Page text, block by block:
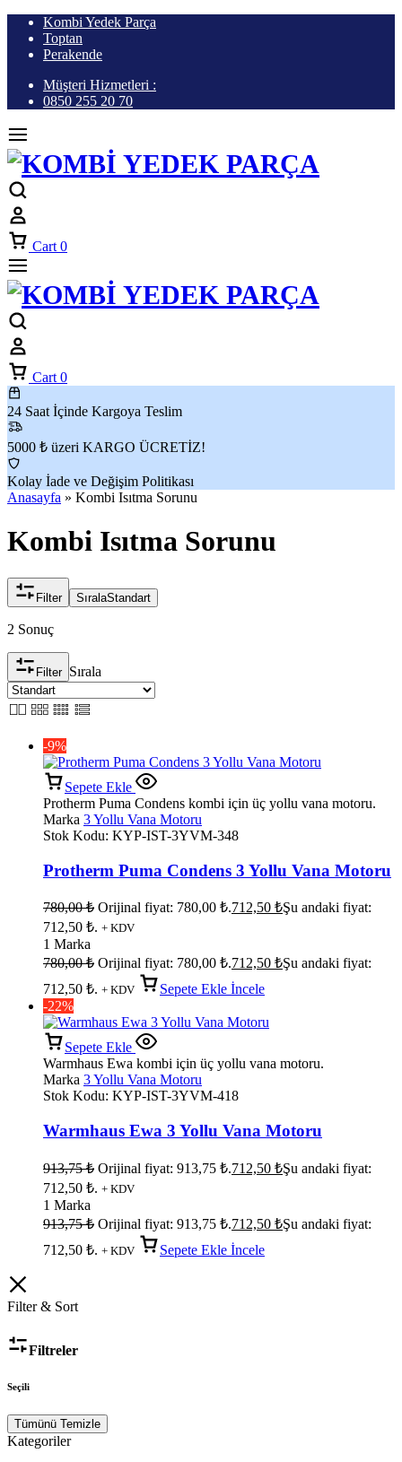
Kombi Yedek Parça
Toptan
Perakende
Müşteri Hizmetleri :
0850 255 20 70
Cart 0
Cart 0
24 Saat İçinde Kargoya Teslim
5000 ₺ üzeri KARGO ÜCRETİZ!
Kolay İade ve Değişim Politikası
Anasayfa » Kombi Isıtma Sorunu
Kombi Isıtma Sorunu
Filter SıralaStandart
2 Sonuç
Filter Sırala
-9%
Sepete Ekle
Protherm Puma Condens kombi için üç yollu vana motoru.
Marka 3 Yollu Vana Motoru
Stok Kodu: KYP-IST-3YVM-348
Protherm Puma Condens 3 Yollu Vana Motoru
780,00₺ Orijinal fiyat: 780,00 ₺.712,50 ₺Şu andaki fiyat:
712,50 ₺. + KDV
1 Marka
780,00₺ Orijinal fiyat: 780,00 ₺.712,50 ₺Şu andaki fiyat:
712,50 ₺. + KDV Sepete Ekle İncele
-22%
Sepete Ekle
Warmhaus Ewa kombi için üç yollu vana motoru.
Marka 3 Yollu Vana Motoru
Stok Kodu: KYP-IST-3YVM-418
Warmhaus Ewa 3 Yollu Vana Motoru
913,75₺ Orijinal fiyat: 913,75 ₺.712,50 ₺Şu andaki fiyat:
712,50 ₺. + KDV
1 Marka
913,75₺ Orijinal fiyat: 913,75 ₺.712,50 ₺Şu andaki fiyat:
712,50 ₺. + KDV Sepete Ekle İncele
Filter & Sort
Filtreler
Seçili
Tümünü Temizle
Kategoriler